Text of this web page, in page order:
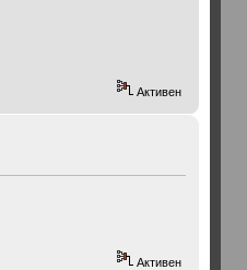
Активен
Активен